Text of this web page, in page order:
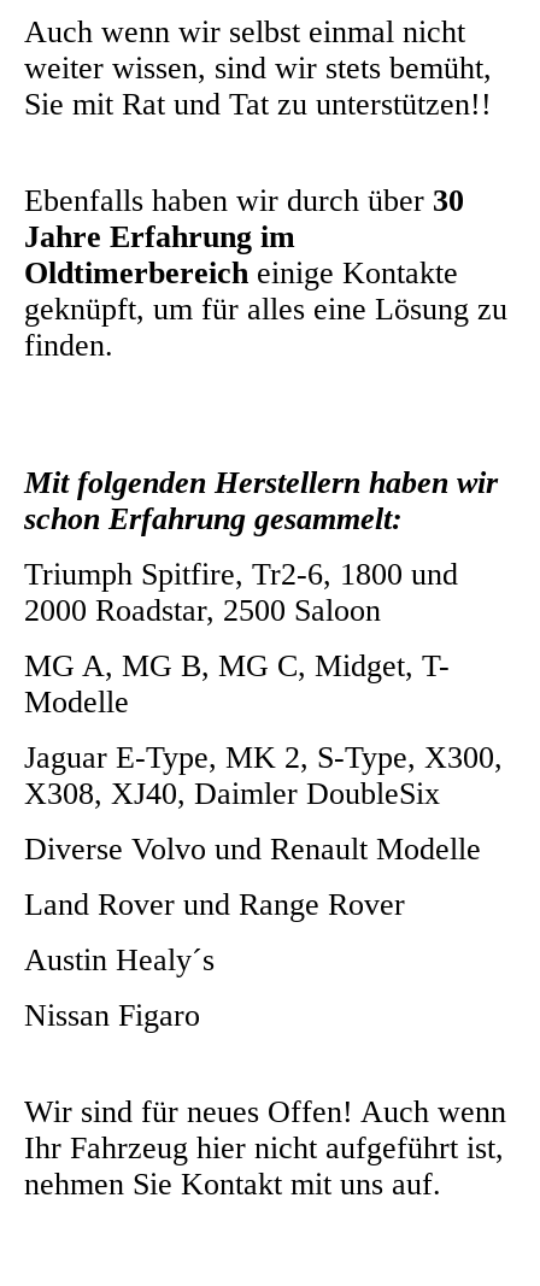
Auch wenn wir selbst einmal nicht
weiter wissen, sind wir stets bemüht,
Sie mit Rat und Tat zu unterstützen!!
Ebenfalls haben wir durch über 30
Jahre Erfahrung im
Oldtimerbereich einige Kontakte
geknüpft, um für alles eine Lösung zu
finden.
Mit folgenden Herstellern haben wir
schon Erfahrung gesammelt:
Triumph Spitfire, Tr2-6, 1800 und
2000 Roadstar, 2500 Saloon
MG A, MG B, MG C, Midget, T-
Modelle
Jaguar E-Type, MK 2, S-Type, X300,
X308, XJ40, Daimler DoubleSix
Diverse Volvo und Renault Modelle
Land Rover und Range Rover
Austin Healy´s
Nissan Figaro
Wir sind für neues Offen! Auch wenn
Ihr Fahrzeug hier nicht aufgeführt ist,
nehmen Sie Kontakt mit uns auf.